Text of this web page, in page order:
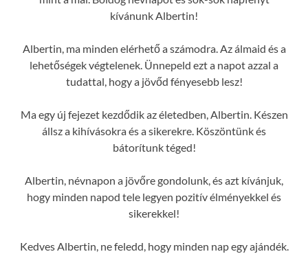
kívánunk Albertin!
Albertin, ma minden elérhető a számodra. Az álmaid és a
lehetőségek végtelenek. Ünnepeld ezt a napot azzal a
tudattal, hogy a jövőd fényesebb lesz!
Ma egy új fejezet kezdődik az életedben, Albertin. Készen
állsz a kihívásokra és a sikerekre. Köszöntünk és
bátorítunk téged!
Albertin, névnapon a jövőre gondolunk, és azt kívánjuk,
hogy minden napod tele legyen pozitív élményekkel és
sikerekkel!
Kedves Albertin, ne feledd, hogy minden nap egy ajándék.